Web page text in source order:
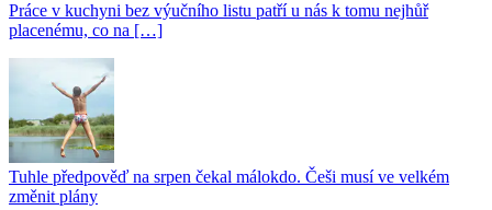
Práce v kuchyni bez výučního listu patří u nás k tomu nejhůř
placenému, co na […]
Tuhle předpověď na srpen čekal málokdo. Češi musí ve velkém
změnit plány